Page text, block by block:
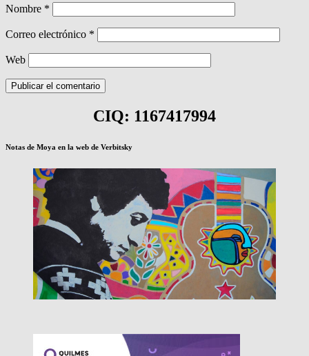
Nombre *
Correo electrónico *
Web
CIQ: 1167417994
Notas de Moya en la web de Verbitsky